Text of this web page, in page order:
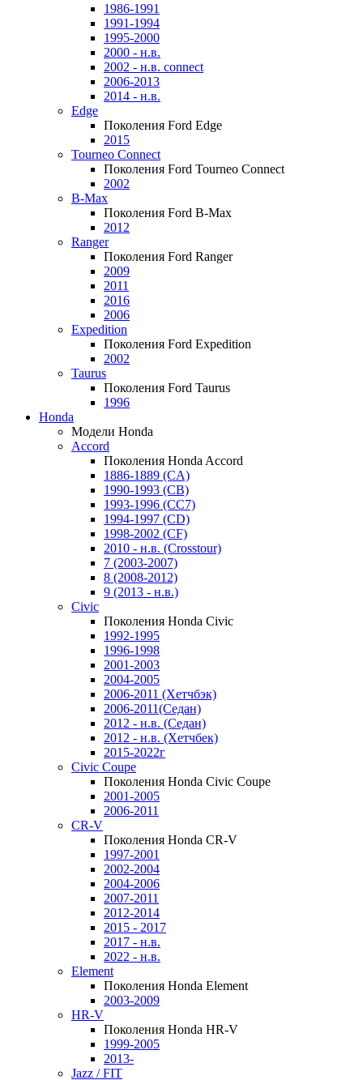
1986-1991
1991-1994
1995-2000
2000 - н.в.
2002 - н.в. connect
2006-2013
2014 - н.в.
Edge
Поколения Ford Edge
2015
Tourneo Connect
Поколения Ford Tourneo Connect
2002
B-Max
Поколения Ford B-Max
2012
Ranger
Поколения Ford Ranger
2009
2011
2016
2006
Expedition
Поколения Ford Expedition
2002
Taurus
Поколения Ford Taurus
1996
Honda
Модели Honda
Accord
Поколения Honda Accord
1886-1889 (CA)
1990-1993 (CB)
1993-1996 (CC7)
1994-1997 (CD)
1998-2002 (CF)
2010 - н.в. (Crosstour)
7 (2003-2007)
8 (2008-2012)
9 (2013 - н.в.)
Civic
Поколения Honda Civic
1992-1995
1996-1998
2001-2003
2004-2005
2006-2011 (Хетчбэк)
2006-2011(Седан)
2012 - н.в. (Седан)
2012 - н.в. (Хетчбек)
2015-2022г
Civic Coupe
Поколения Honda Civic Coupe
2001-2005
2006-2011
CR-V
Поколения Honda CR-V
1997-2001
2002-2004
2004-2006
2007-2011
2012-2014
2015 - 2017
2017 - н.в.
2022 - н.в.
Element
Поколения Honda Element
2003-2009
HR-V
Поколения Honda HR-V
1999-2005
2013-
Jazz / FIT